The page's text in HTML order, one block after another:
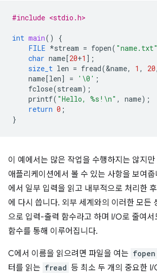
#include <stdio.h>
int main()
{
FILE *stream = fopen( "name.txt"
char name[20+1 ];
size_t len = fread(&name, 1 , 20,
name[len] = '\0' ;
fclose(stream);
printf( "Hello, %s! \n" , name);
return 0 ;
}
이 예에서는 많은 작업을 수행하지는 않지만
애플리케이션에서 볼 수 있는 사항을 보여줍
에서 일부 입력을 읽고 내부적으로 처리한
에 다시 씁니다. 외부 세계와의 이러한 모든
으로 입력-출력 함수라고 하며 I/O로 줄여서
함수를 통해 이루어집니다.
C에서 이름을 읽으려면 파일을 여는 fopen
터를 읽는 fread 등 최소 두 개의 중요한 I/